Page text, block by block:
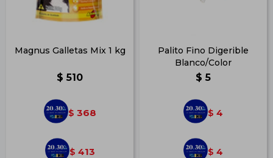
Magnus Galletas Mix 1 kg
$ 510
$ 368
$ 413
Palito Fino Digerible
Blanco/Color
$ 5
$ 4
$ 4